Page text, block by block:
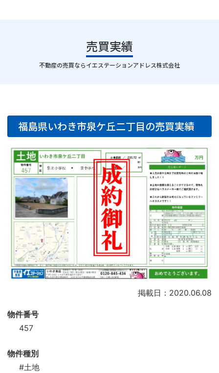
売買実績
｜
不動産の売買ならイエステーションアドレス株式会社
福島県いわき市泉ケ丘二丁目の売買実績
掲載日：2020.06.08
物件番号
457
物件種別
#土地